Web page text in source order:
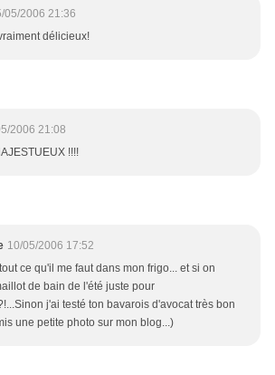
05/2006 21:36
délicieux!
2006 21:08
!!!!
10/05/2006 17:52
ce qu'il me faut dans mon frigo... et si on
de bain de l'été juste pour
j'ai testé ton bavarois d'avocat très bon
une petite photo sur mon blog...)